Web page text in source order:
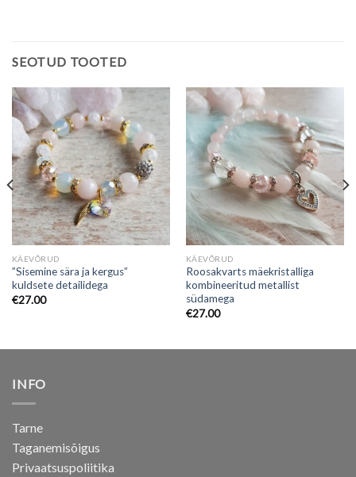
SEOTUD TOOTED
KÄEVÕRUD
”Sisemine sära ja kergus”
kuldsete detailidega
€27.00
KÄEVÕRUD
Roosakvarts mäekristalliga
kombineeritud metallist
südamega
€27.00
INFO
Tarne
Taganemisõigus
Privaatsuspoliitika